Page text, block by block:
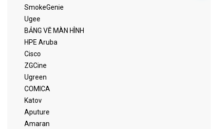
SmokeGenie
Ugee
BẢNG VẼ MÀN HÌNH
HPE Aruba
Cisco
ZGCine
Ugreen
COMICA
Katov
Aputure
Amaran